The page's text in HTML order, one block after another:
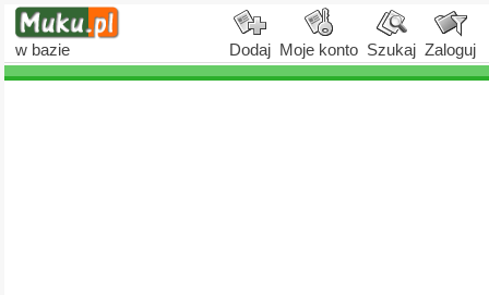
w bazie Dodaj Moje konto Szukaj Zaloguj